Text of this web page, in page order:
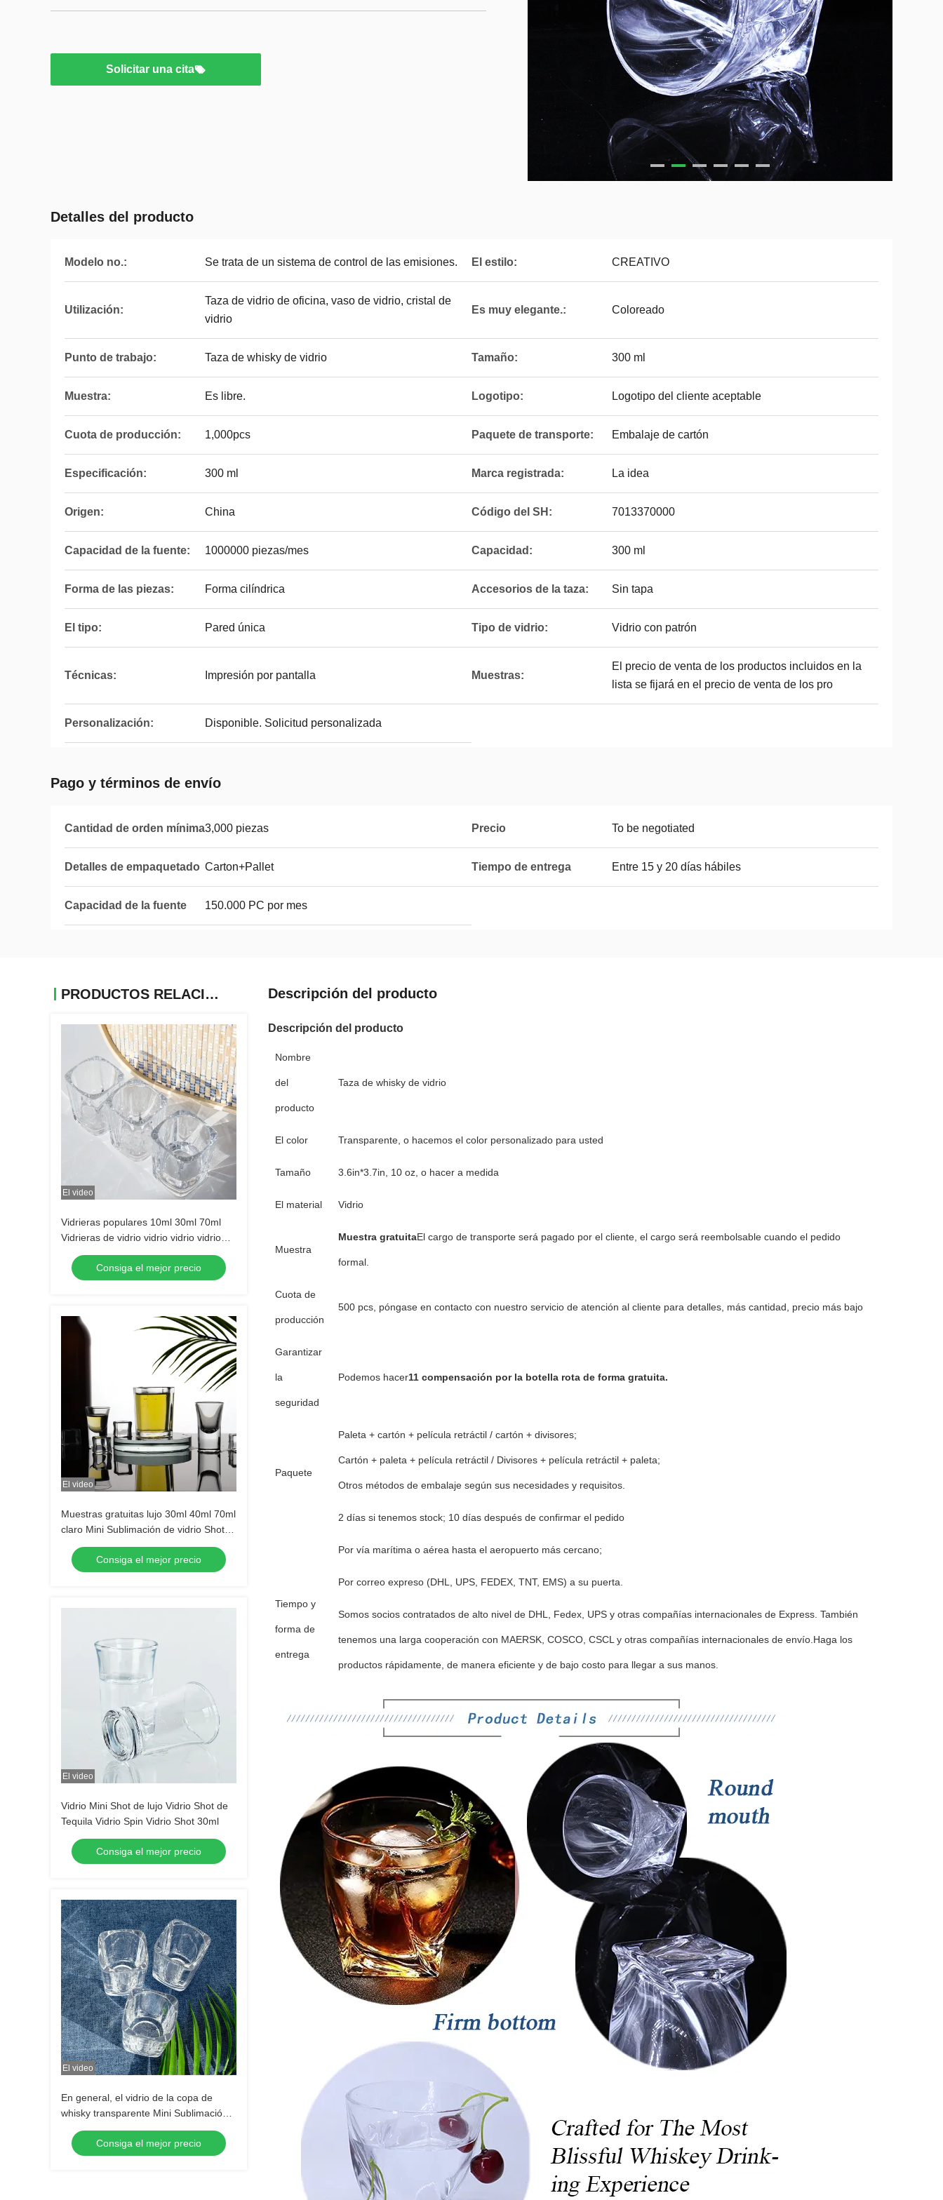
Solicitar una cita
Detalles del producto
Modelo no.: Se trata de un sistema de control de las emisiones. El estilo: CREATIVO
Utilización:
Taza de vidrio de oficina, vaso de vidrio, cristal de
vidrio
Es muy elegante.: Coloreado
Punto de trabajo: Taza de whisky de vidrio Tamaño: 300 ml
Muestra: Es libre. Logotipo: Logotipo del cliente aceptable
Cuota de producción: 1,000pcs Paquete de transporte: Embalaje de cartón
Especificación: 300 ml Marca registrada: La idea
Origen: China Código del SH: 7013370000
Capacidad de la fuente: 1000000 piezas/mes Capacidad: 300 ml
Forma de las piezas: Forma cilíndrica Accesorios de la taza: Sin tapa
El tipo: Pared única Tipo de vidrio: Vidrio con patrón
Técnicas: Impresión por pantalla Muestras:
El precio de venta de los productos incluidos en la
lista se fijará en el precio de venta de los pro
Personalización: Disponible. Solicitud personalizada
Pago y términos de envío
Cantidad de orden mínima3,000 piezas Precio To be negotiated
Detalles de empaquetado Carton+Pallet Tiempo de entrega Entre 15 y 20 días hábiles
Capacidad de la fuente 150.000 PC por mes
PRODUCTOS RELACIONADOS
El video
Vidrieras populares 10ml 30ml 70ml
Vidrieras de vidrio vidrio vidrio vidrio
vidrio vidrio vidrio vidrio vidrio vidrio
vidrio vidrio transparente de alcohol
Consiga el mejor precio
El video
Muestras gratuitas lujo 30ml 40ml 70ml
claro Mini Sublimación de vidrio Shot
Tequila de vidrio Shot Espresso de
vidrio ShotConsiga el mejor precio
El video
Vidrio Mini Shot de lujo Vidrio Shot de
Tequila Vidrio Spin Vidrio Shot 30ml
Consiga el mejor precio
El video
En general, el vidrio de la copa de
whisky transparente Mini Sublimación
Shot vidrio de tequila de vidrio
Espresso de vidrio Shot
Consiga el mejor precio
Descripción del producto
Descripción del producto
Nombre
del
producto
Taza de whisky de vidrio
El color Transparente, o hacemos el color personalizado para usted
Tamaño 3.6in*3.7in, 10 oz, o hacer a medida
El material Vidrio
Muestra
Muestra gratuitaEl cargo de transporte será pagado por el cliente, el cargo será reembolsable cuando el pedido
formal.
Cuota de
producción
500 pcs, póngase en contacto con nuestro servicio de atención al cliente para detalles, más cantidad, precio más bajo
Garantizar
la
seguridad
Podemos hacer11 compensación por la botella rota de forma gratuita.
Paquete
Paleta + cartón + película retráctil / cartón + divisores;
Cartón + paleta + película retráctil / Divisores + película retráctil + paleta;
Otros métodos de embalaje según sus necesidades y requisitos.
Tiempo y
forma de
entrega
2 días si tenemos stock; 10 días después de confirmar el pedido
Por vía marítima o aérea hasta el aeropuerto más cercano;
Por correo expreso (DHL, UPS, FEDEX, TNT, EMS) a su puerta.
Somos socios contratados de alto nivel de DHL, Fedex, UPS y otras compañías internacionales de Express. También
tenemos una larga cooperación con MAERSK, COSCO, CSCL y otras compañías internacionales de envío.Haga los
productos rápidamente, de manera eficiente y de bajo costo para llegar a sus manos.